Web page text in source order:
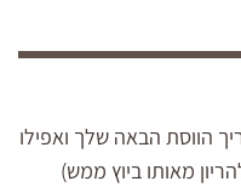
הווסת הבאה שלך ואפילו
מאותו ביוץ ממש)